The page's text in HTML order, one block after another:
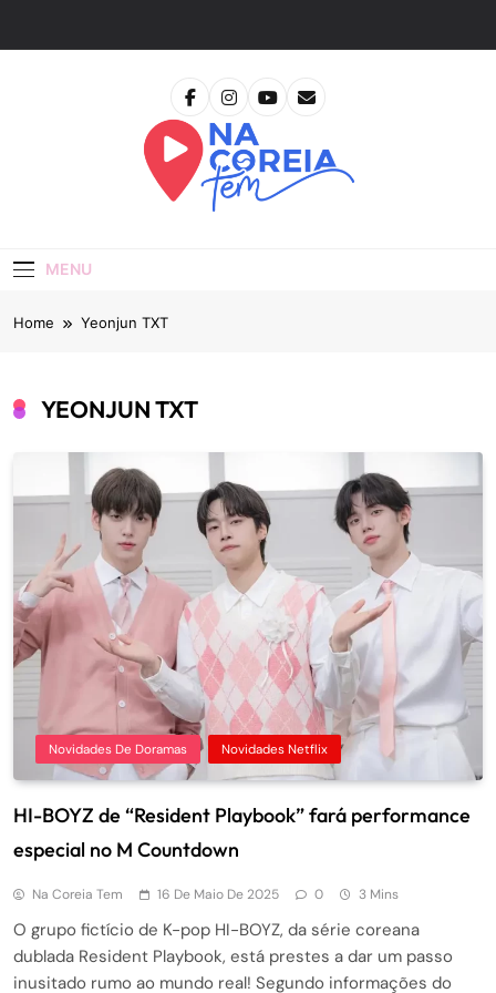
MENU
Home Yeonjun TXT
YEONJUN TXT
Novidades De Doramas Novidades Netflix
HI-BOYZ de “Resident Playbook” fará performance
especial no M Countdown
Na Coreia Tem 16 De Maio De 2025 0 3 Mins
O grupo fictício de K-pop HI-BOYZ, da série coreana
dublada Resident Playbook, está prestes a dar um passo
inusitado rumo ao mundo real! Segundo informações do